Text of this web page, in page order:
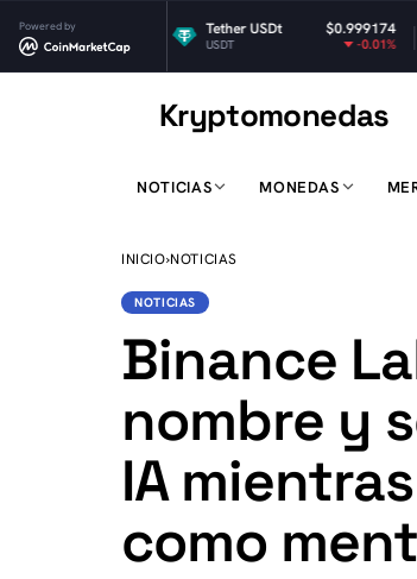
Powered byTether USDt $0.999174
USDT -0.01%
Ethereum
ETH
Kryptomonedas
NOTICIAS MONEDAS
INICIO›NOTICIAS
NOTICIAS
Binance
nombre y
IA
como